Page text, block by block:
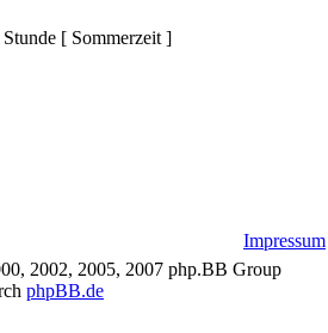
[ Sommerzeit ]
Impressum
2002, 2005, 2007 php.BB Group
phpBB.de